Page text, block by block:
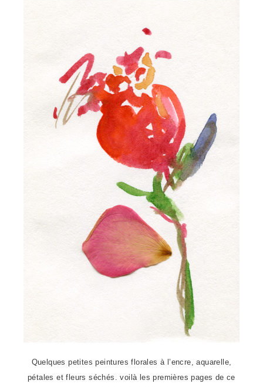
Quelques petites peintures florales à l’encre, aquarelle,
pétales et fleurs séchés. voilà les premières pages de ce